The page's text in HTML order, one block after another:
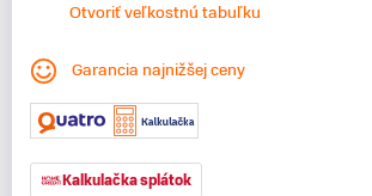
Otvoriť veľkostnú tabuľku
Garancia najnižšej ceny
Kalkulačka splátok